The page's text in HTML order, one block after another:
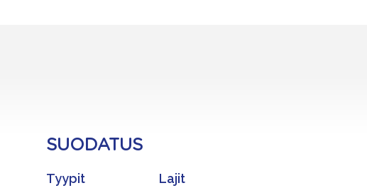
SUODATUS
Tyypit Lajit